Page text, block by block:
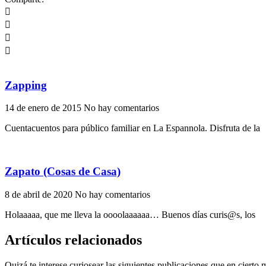
Zapping
14 de enero de 2015 No hay comentarios
Cuentacuentos para público familiar en La Espannola. Disfruta de la
Zapato (Cosas de Casa)
8 de abril de 2020 No hay comentarios
Holaaaaa, que me lleva la oooolaaaaaa… Buenos días curis@s, los
Artículos relacionados